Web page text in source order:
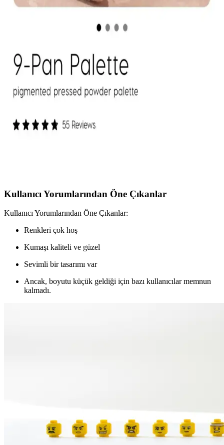
uygulama zorlukları makyaj başlangıcında tercih nedenlerini
Doğal Dudaklar İçin Uygun Seçenek
Mac XIMAL Silky Matte Ruj, yüksek pigmentasyon ve doğal
ambalajıyla öne çıkan şık bir makyaj ürünüdür.
Performansı ve Kullanıcı Deneyimleri
Kullanıcı Yorumlarından Öne Çıkanlar
Kullanıcı Yorumlarından Öne Çıkanlar:
Renkleri çok hoş
Kumaşı kaliteli ve güzel
Sevimli bir tasarımı var
Ancak, boyutu küçük geldiği için bazı kullanıcılar memnun
kalmadı.